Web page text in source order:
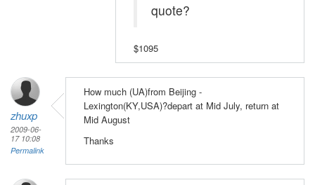
quote?
$1095
zhuxp
2009-06-
17 10:08
Permalink
How much (UA)from Beijing -
Lexington(KY,USA)?depart at Mid July, return at
Mid August
Thanks